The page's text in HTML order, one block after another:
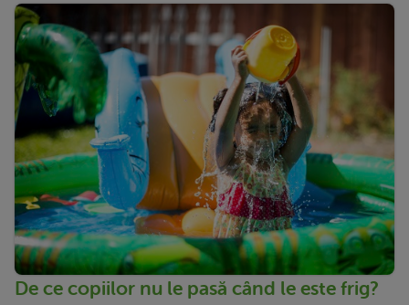
De ce copiilor nu le pasă când le este frig?